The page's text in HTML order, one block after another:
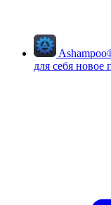
Ashampoo
для себя